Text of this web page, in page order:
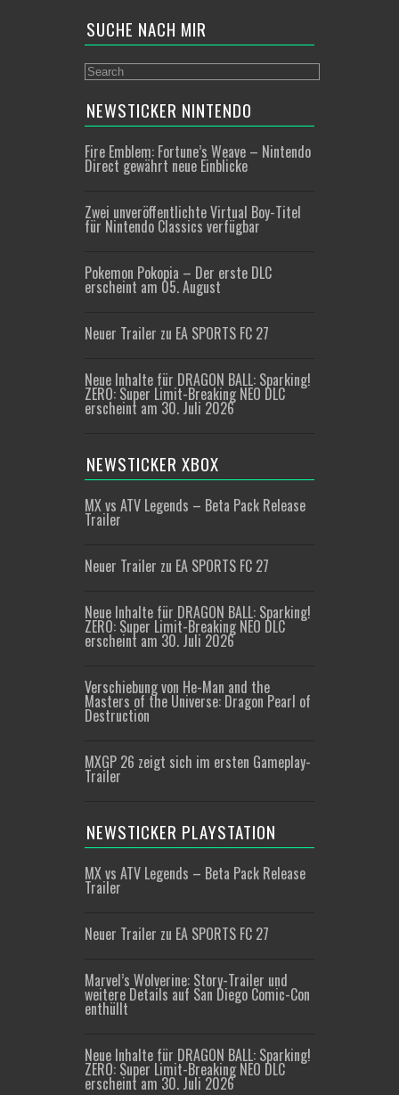
SUCHE NACH MIR
NEWSTICKER NINTENDO
Fire Emblem: Fortune’s Weave – Nintendo
Direct gewährt neue Einblicke
Zwei unveröffentlichte Virtual Boy-Titel
für Nintendo Classics verfügbar
Pokemon Pokopia – Der erste DLC
erscheint am 05. August
Neuer Trailer zu EA SPORTS FC 27
Neue Inhalte für DRAGON BALL: Sparking!
ZERO: Super Limit-Breaking NEO DLC
erscheint am 30. Juli 2026
NEWSTICKER XBOX
MX vs ATV Legends – Beta Pack Release
Trailer
Neuer Trailer zu EA SPORTS FC 27
Neue Inhalte für DRAGON BALL: Sparking!
ZERO: Super Limit-Breaking NEO DLC
erscheint am 30. Juli 2026
Verschiebung von He-Man and the
Masters of the Universe: Dragon Pearl of
Destruction
MXGP 26 zeigt sich im ersten Gameplay-
Trailer
NEWSTICKER PLAYSTATION
MX vs ATV Legends – Beta Pack Release
Trailer
Neuer Trailer zu EA SPORTS FC 27
Marvel’s Wolverine: Story-Trailer und
weitere Details auf San Diego Comic-Con
enthüllt
Neue Inhalte für DRAGON BALL: Sparking!
ZERO: Super Limit-Breaking NEO DLC
erscheint am 30. Juli 2026